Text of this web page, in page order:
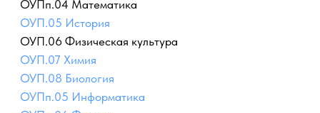
ОУПп.06 Физика
ОУП.11 Родная литература
обществе
ОГСЭ.01 Основы философии
ОГСЭ.02 История
ОГСЭ.03 Иностранный язык